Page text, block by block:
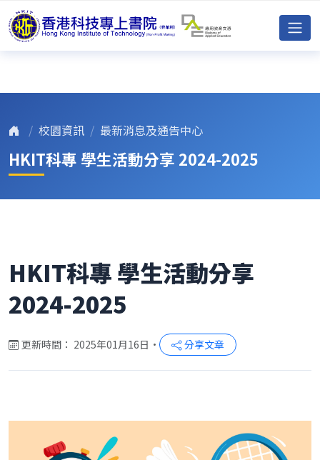
校園資訊 最新消息及通告中心
HKIT科專 學生活動分享 2024-2025
HKIT科專 學生活動分享
2024-2025
更新時間： 2025年01月16日 • 分享文章